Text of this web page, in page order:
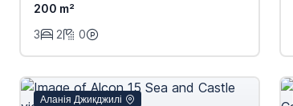
200 m²
3
2 0
Аланія Джикджилі